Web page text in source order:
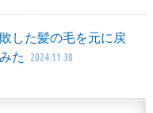
した髪の毛を元に戻
た
2024.11.30